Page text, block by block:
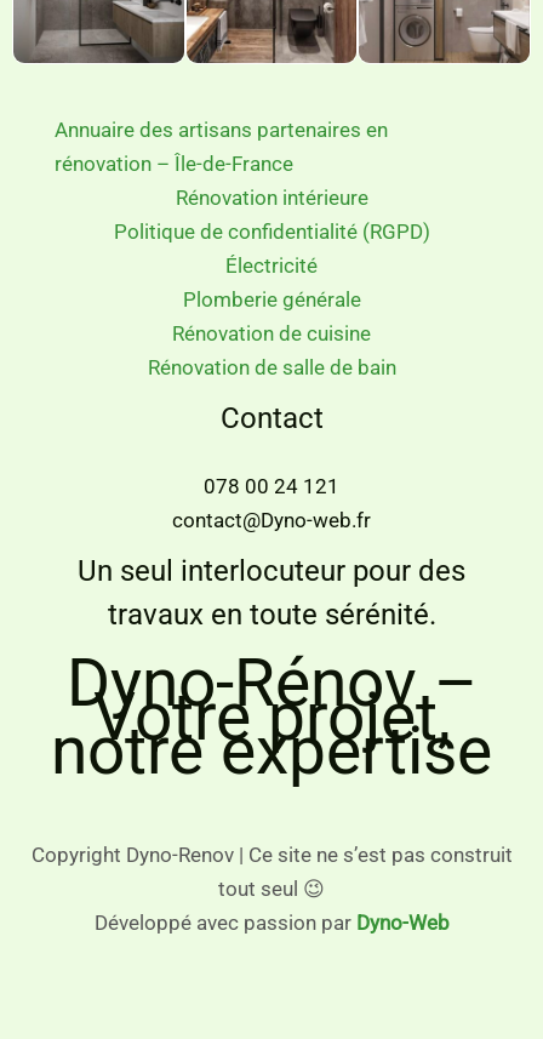
Annuaire des artisans partenaires en
rénovation – Île-de-France
Rénovation intérieure
Politique de confidentialité (RGPD)
Électricité
Plomberie générale
Rénovation de cuisine
Rénovation de salle de bain
Contact
078 00 24 121
contact@Dyno-web.fr
Un seul interlocuteur pour des
travaux en toute sérénité.
Dyno-Rénov –
Votre projet,
notre expertise
Copyright Dyno-Renov | Ce site ne s’est pas construit
tout seul 😉
Développé avec passion par Dyno-Web